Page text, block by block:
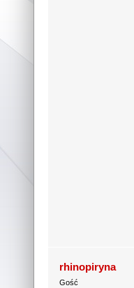
rhinopiryna
Gość